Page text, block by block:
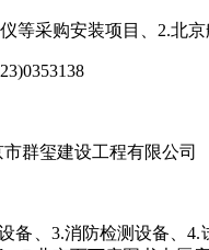
等采购安装项目、2.北
群玺建设工程有限公司
备、3.消防检测设备、